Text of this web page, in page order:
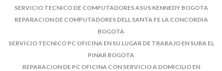
SERVICIO TECNICO DE COMPUTADORES ASUS KENNEDY BOGOTA
REPARACION DE COMPUTADORES DELL SANTA FE LA CONCORDIA
BOGOTA
SERVICIO TECNICO PC OFICINA EN SU LUGAR DE TRABAJO EN SUBA EL
PINAR BOGOTA
REPARACION DE PC OFICINA CON SERVICIO A DOMICILIO EN